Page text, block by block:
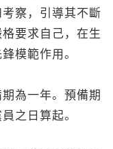
察，引導其不斷
要求自己，在生
模範作用。
為一年。預備期
之日算起。